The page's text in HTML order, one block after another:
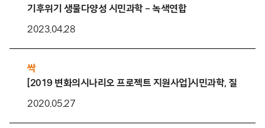
기후위기 생물다양성 시민과학 – 녹색연합
2023.04.28
싹
[2019 변화의시나리오 프로젝트 지원사업]시민과학, 질적 향
2020.05.27